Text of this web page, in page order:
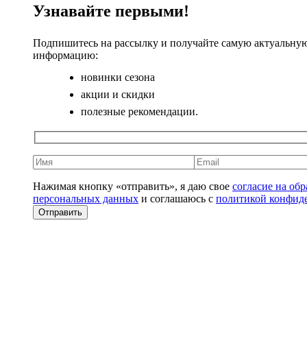
Узнавайте первыми!
Подпишитесь на рассылку и получайте самую
информацию:
новинки сезона
акции и скидки
полезные рекомендации.
Нажимая кнопку «отправить», я даю свое согласие на
персональных данных и соглашаюсь с политикой